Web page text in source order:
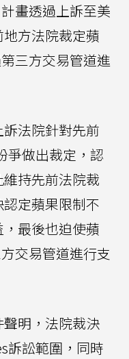
計畫透過上訴至美
方法院裁定蘋
三方交易管道進
法院針對先前
爭做出裁定，認
持先前法院裁
定蘋果限制不
最後也迫使蘋
交易管道進行支
明，法院裁決
訴訟範圍，同時